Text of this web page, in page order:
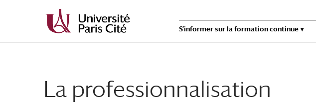
S’informer sur la formation continue
La professionnalisation